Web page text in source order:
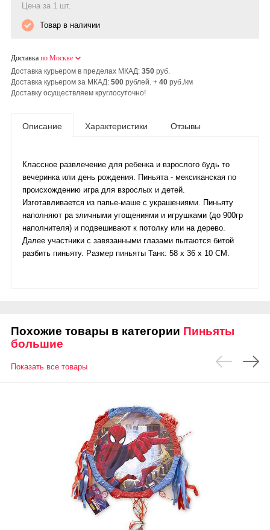
Цена за 1 шт.
Товар в наличии
Доставка по Москве
Доставка курьером в пределах МКАД: 350 руб.
Доставка курьером за МКАД: 500 рублей. + 40 руб./км
Доставку осуществляем круглосуточно!
Описание Характеристики Отзывы
Классное развлечение для ребенка и взрослого будь то
вечеринка или день рождения. Пиньята - мексиканская по
происхождению игра для взрослых и детей.
Изготавливается из папье-маше с украшениями. Пиньяту
наполняют ра зличными угощениями и игрушками (до 900гр
наполнителя) и подвешивают к потолку или на дерево.
Далее участники с завязанными глазами пытаются битой
разбить пиньяту. Размер пиньяты Танк: 58 х 36 х 10 СМ.
Похожие товары в категории Пиньяты
большие
Показать все товары